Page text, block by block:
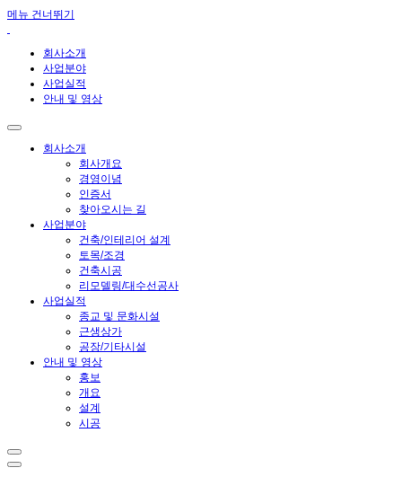
메뉴 건너뛰기
회사소개
사업분야
사업실적
안내 및 영상
회사소개
회사개요
경영이념
인증서
찾아오시는 길
사업분야
건축/인테리어 설계
토목/조경
건축시공
리모델링/대수선공사
사업실적
종교 및 문화시설
근생상가
공장/기타시설
안내 및 영상
홍보
개요
설계
시공